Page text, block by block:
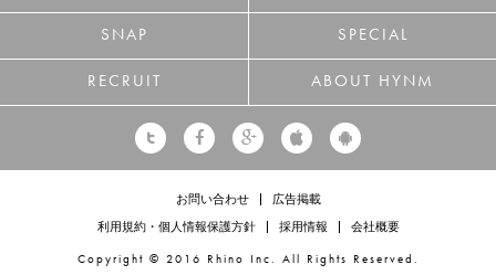
SNAP SPECIAL
RECRUIT ABOUT HYNM
お問い合わせ 広告掲載
利用規約・個人情報保護方針 採用情報 会社概要
Copyright © 2016 Rhino Inc. All Rights Reserved.